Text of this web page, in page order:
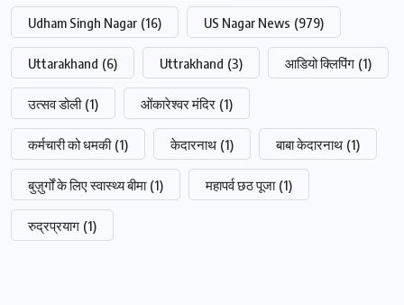
Udham Singh Nagar (16) US Nagar News (979)
Uttarakhand (6) Uttrakhand (3) आडियो क्लिपिंग (1)
उत्सव डोली (1) ओंकारेश्वर मंदिर (1)
कर्मचारी को धमकी (1) केदारनाथ (1) बाबा केदारनाथ (1)
बुज़ुर्गों के लिए स्वास्थ्य बीमा (1) महापर्व छठ पूजा (1)
रुद्रप्रयाग (1)